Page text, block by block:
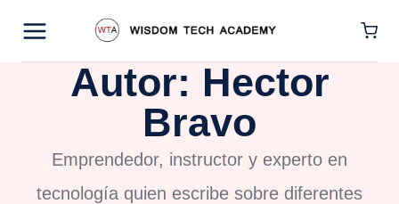
contenidoAutor: Hector
Bravo
Emprendedor, instructor y experto en
tecnología quien escribe sobre diferentes